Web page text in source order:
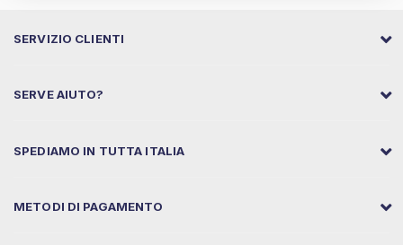
SERVIZIO CLIENTI
SERVE AIUTO?
SPEDIAMO IN TUTTA ITALIA
METODI DI PAGAMENTO